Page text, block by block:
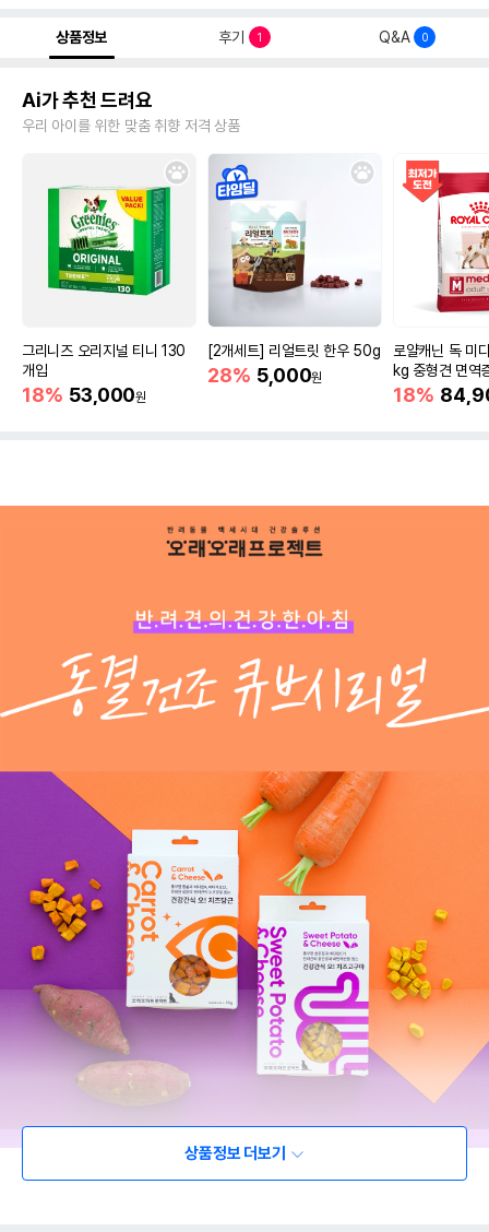
상품정보 후기 1 Q&A 0
Ai가 추천 드려요
우리 아이를 위한 맞춤 취향 저격 상품
그리니즈 오리지널 티니 130
개입
18% 53,000원
[2개세트] 리얼트릿 한우 50g
28% 5,000원
로얄캐닌 독 미
kg 중형견 면역
18%
상품정보 더보기